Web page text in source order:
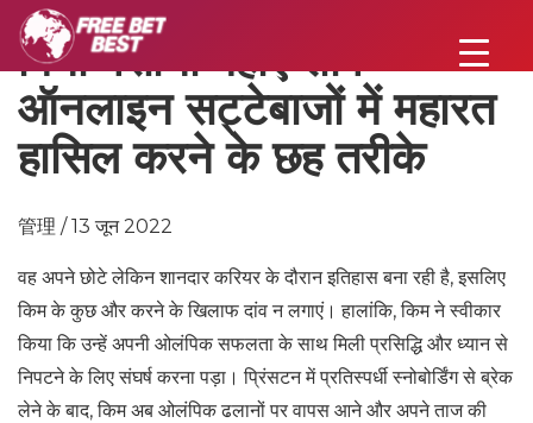
बिना पसीना बहाए शीर्ष
ऑनलाइन सट्टेबाजों में महारत
हासिल करने के छह तरीके
管理 / 13 जून 2022
वह अपने छोटे लेकिन शानदार करियर के दौरान इतिहास बना रही है, इसलिए
किम के कुछ और करने के खिलाफ दांव न लगाएं। हालांकि, किम ने स्वीकार
किया कि उन्हें अपनी ओलंपिक सफलता के साथ मिली प्रसिद्धि और ध्यान से
निपटने के लिए संघर्ष करना पड़ा। प्रिंसटन में प्रतिस्पर्धी स्नोबोर्डिंग से ब्रेक
लेने के बाद, किम अब ओलंपिक ढलानों पर वापस आने और अपने ताज की